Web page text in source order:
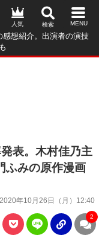
想紹介。出演者の演技
人気
表。木村佳乃主
ふみの原作漫画
2020年10月26日（月）12:40
2